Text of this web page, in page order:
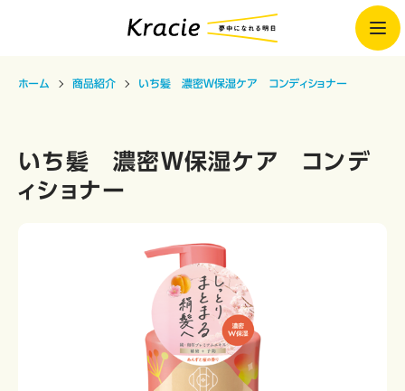
ホーム 商品紹介 いち髪 濃密Ｗ保湿ケア コンディショナー
いち髪 濃密Ｗ保湿ケア コンデ
ィショナー